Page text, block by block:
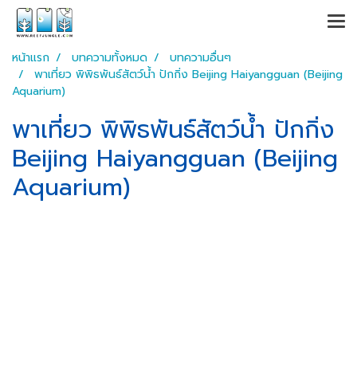
หน้าแรก บทความทั้งหมด
บทความอื่นๆ
พาเที่ยว พิพิธพันธ์สัตว์น้ำ ปักกิ่ง Beijing Haiyangguan (Beijing
Aquarium)
พาเที่ยว พิพิธพันธ์สัตว์น้ำ ปักกิ่ง
Beijing Haiyangguan (Beijing
Aquarium)